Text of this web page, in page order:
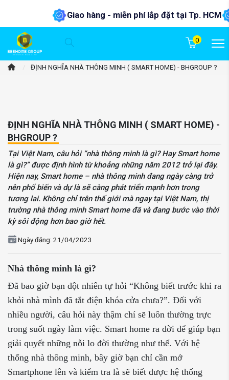
Giao hàng - miễn phí lắp đặt tại Tp. HCM
0
ĐỊNH NGHĨA NHÀ THÔNG MINH ( SMART HOME) - BHGROUP ?
ĐỊNH NGHĨA NHÀ THÔNG MINH ( SMART HOME) -
BHGROUP ?
Tại Việt Nam, câu hỏi “nhà thông minh là gì? Hay Smart home
là gì?” được định hình từ khoảng những năm 2012 trở lại đây.
Hiện nay, Smart home – nhà thông minh đang ngày càng trở
nên phổ biến và dự là sẽ càng phát triển mạnh hơn trong
tương lai. Không chỉ trên thế giới mà ngay tại Việt Nam, thị
trường nhà thông minh Smart home đã và đang bước vào thời
kỳ sôi động hơn bao giờ hết.
Ngày đăng: 21/04/2023
Nhà thông minh là gì?
Đã bao giờ bạn đột nhiên tự hỏi “Không biết trước khi ra
khỏi nhà mình đã tắt điện khóa cửa chưa?”. Đối với
nhiều người, câu hỏi này thậm chí sẽ luôn thường trực
trong suốt ngày làm việc. Smart home ra đời để giúp bạn
giải quyết những nỗi lo đời thường như thế. Với hệ
thống nhà thông minh, bây giờ bạn chỉ cần mở
Smartphone lên và kiểm tra là sẽ biết được hệ thống